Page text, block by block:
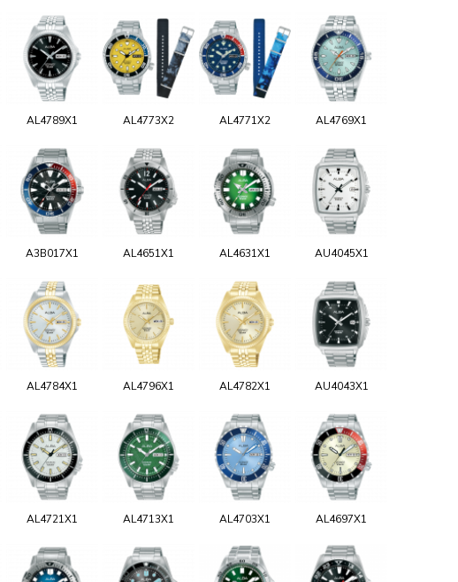
AL4789X1 AL4773X2 AL4771X2 AL4769X1
A3B017X1 AL4651X1 AL4631X1 AU4045X1
AL4784X1 AL4796X1 AL4782X1 AU4043X1
AL4721X1 AL4713X1 AL4703X1 AL4697X1